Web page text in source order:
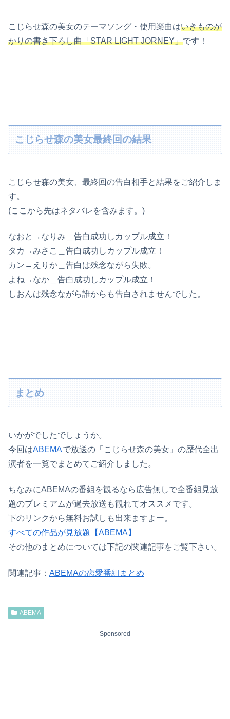
こじらせ森の美女のテーマソング・使用楽曲はいきものが
かりの書き下ろし曲「STAR LIGHT JORNEY」です！
こじらせ森の美女最終回の結果
こじらせ森の美女、最終回の告白相手と結果をご紹介しま
す。
(ここから先はネタバレを含みます。)
なおと→なりみ＿告白成功しカップル成立！
タカ→みさこ＿告白成功しカップル成立！
カン→えりか＿告白は残念ながら失敗。
よね→なか＿告白成功しカップル成立！
しおんは残念ながら誰からも告白されませんでした。
まとめ
いかがでしたでしょうか。
今回はABEMAで放送の「こじらせ森の美女」の歴代全出
演者を一覧でまとめてご紹介しました。
ちなみにABEMAの番組を観るなら広告無しで全番組見放
題のプレミアムが過去放送も観れてオススメです。
下のリンクから無料お試しも出来ますよー。
すべての作品が見放題【ABEMA】
その他のまとめについては下記の関連記事をご覧下さい。
関連記事： ABEMAの恋愛番組まとめ
ABEMA
Sponsored